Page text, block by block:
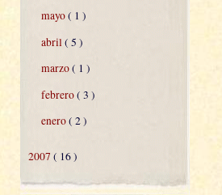
mayo( 1 )
abril( 5 )
marzo( 1 )
febrero( 3 )
enero( 2 )
2007 ( 16 )